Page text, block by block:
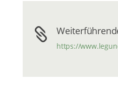

https://